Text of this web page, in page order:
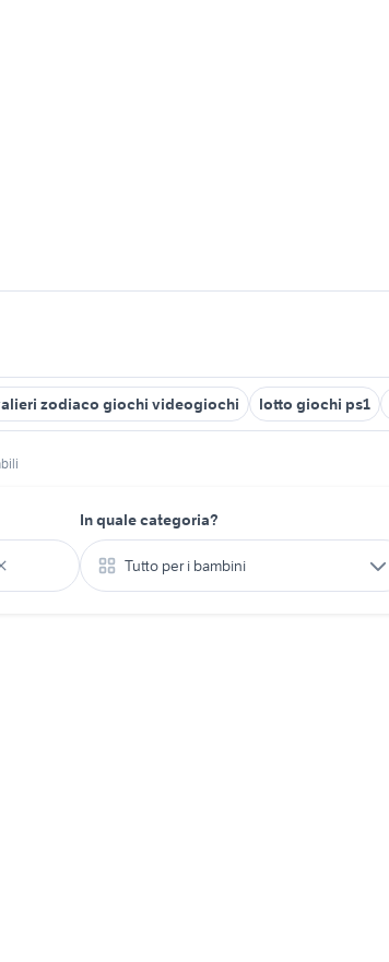
zodiaco giochi videogiochi lotto giochi ps1
In quale categoria?
Tutto per i bambini